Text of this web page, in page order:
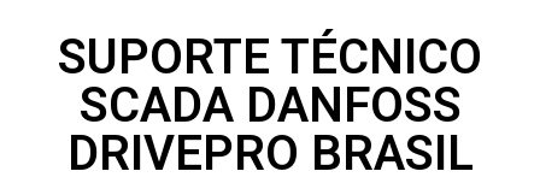
SUPORTE TÉCNICO
SCADA DANFOSS
DRIVEPRO BRASIL